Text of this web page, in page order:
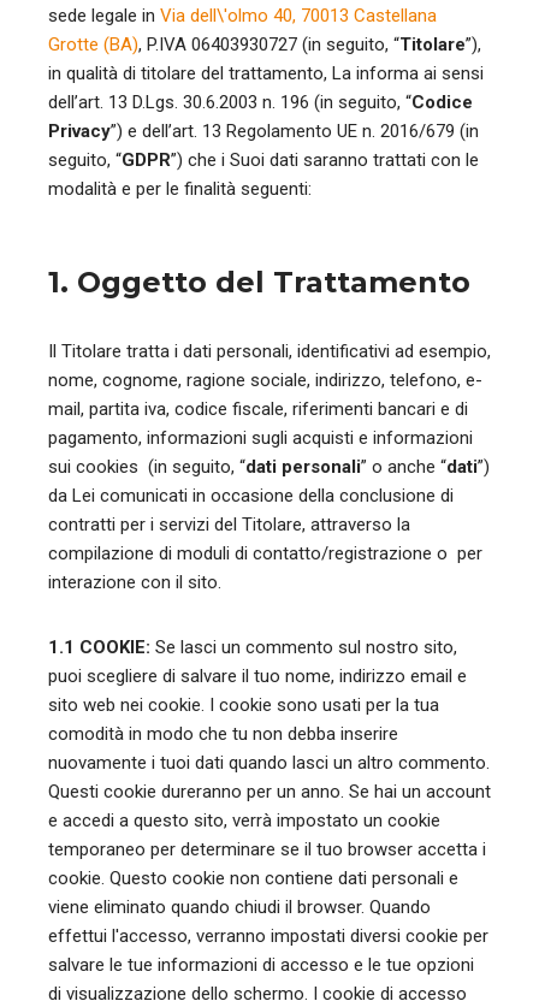
sede legale in Via dell\'olmo 40, 70013 Castellana
Grotte (BA), P.IVA 06403930727 (in seguito, “Titolare”),
in qualità di titolare del trattamento, La informa ai sensi
dell’art. 13 D.Lgs. 30.6.2003 n. 196 (in seguito, “Codice
Privacy”) e dell’art. 13 Regolamento UE n. 2016/679 (in
seguito, “GDPR”) che i Suoi dati saranno trattati con le
modalità e per le finalità seguenti:
1. Oggetto del Trattamento
Il Titolare tratta i dati personali, identificativi ad esempio,
nome, cognome, ragione sociale, indirizzo, telefono, e-
mail, partita iva, codice fiscale, riferimenti bancari e di
pagamento, informazioni sugli acquisti e informazioni
sui cookies (in seguito, “dati personali” o anche “dati”)
da Lei comunicati in occasione della conclusione di
contratti per i servizi del Titolare, attraverso la
compilazione di moduli di contatto/registrazione o per
interazione con il sito.
1.1 COOKIE: Se lasci un commento sul nostro sito,
puoi scegliere di salvare il tuo nome, indirizzo email e
sito web nei cookie. I cookie sono usati per la tua
comodità in modo che tu non debba inserire
nuovamente i tuoi dati quando lasci un altro commento.
Questi cookie dureranno per un anno. Se hai un account
e accedi a questo sito, verrà impostato un cookie
temporaneo per determinare se il tuo browser accetta i
cookie. Questo cookie non contiene dati personali e
viene eliminato quando chiudi il browser. Quando
effettui l'accesso, verranno impostati diversi cookie per
salvare le tue informazioni di accesso e le tue opzioni
di visualizzazione dello schermo. I cookie di accesso